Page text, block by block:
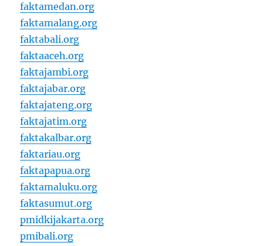
faktamedan.org
faktamalang.org
faktabali.org
faktaaceh.org
faktajambi.org
faktajabar.org
faktajateng.org
faktajatim.org
faktakalbar.org
faktariau.org
faktapapua.org
faktamaluku.org
faktasumut.org
pmidkijakarta.org
pmibali.org